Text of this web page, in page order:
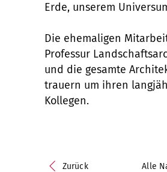
Erde, unserem
Die ehemaligen
Professur
und die gesamte
trauern um ihren
Kollegen.
Zurück Alle